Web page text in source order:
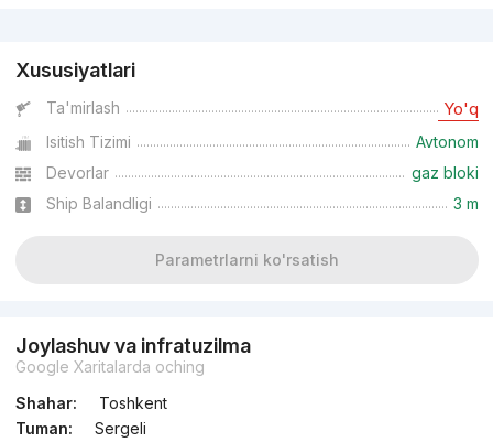
Xususiyatlari
Ta'mirlash Yo'q
Isitish Tizimi
Avtonom
Devorlar
gaz bloki
Ship Balandligi
3 m
Parametrlarni ko'rsatish
Joylashuv va infratuzilma
Google Xaritalarda oching
Shahar:
Toshkent
Tuman:
Sergeli